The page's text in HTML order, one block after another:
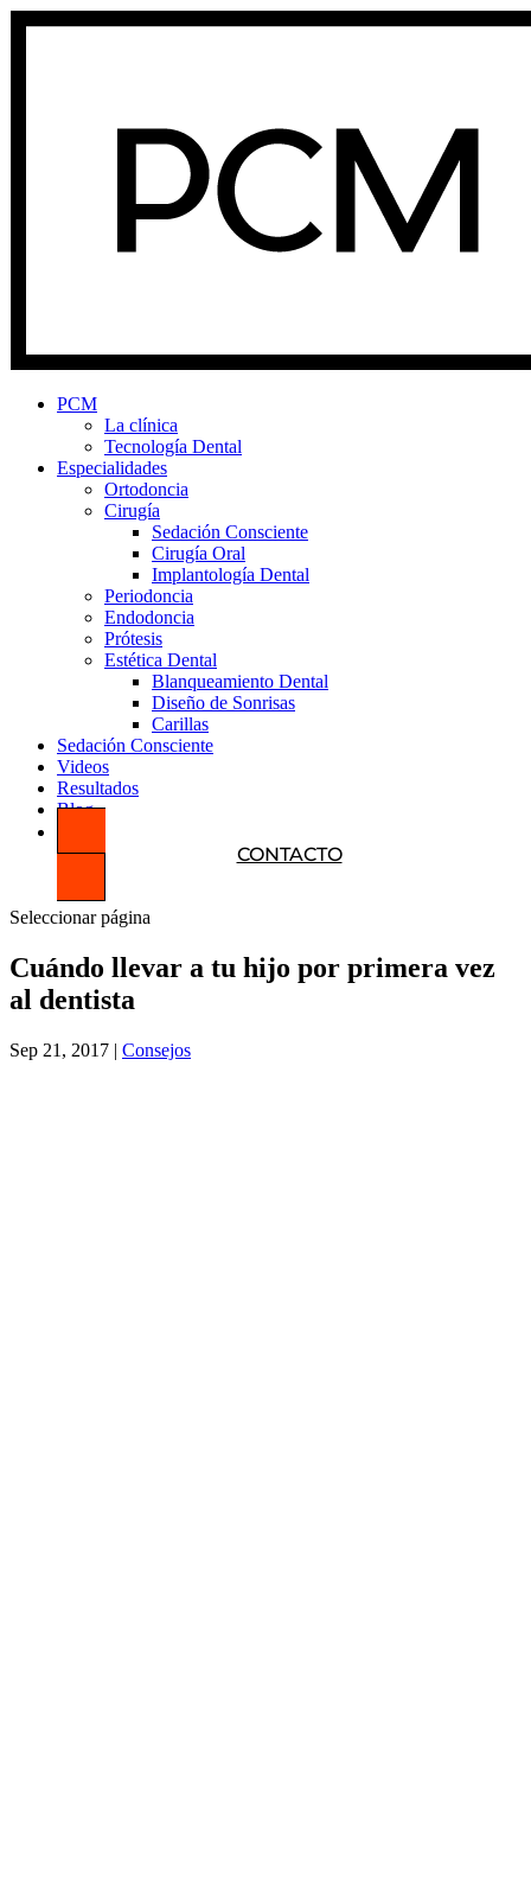
PCM
La clínica
Tecnología Dental
Especialidades
Ortodoncia
Cirugía
Sedación Consciente
Cirugía Oral
Implantología Dental
Periodoncia
Endodoncia
Prótesis
Estética Dental
Blanqueamiento Dental
Diseño de Sonrisas
Carillas
Sedación Consciente
Videos
Resultados
Blog
CONTACTO
Seleccionar página
Cuándo llevar a tu hijo por primera vez
al dentista
Sep 21, 2017 | Consejos